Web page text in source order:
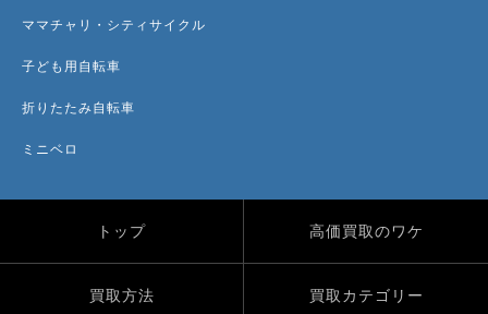
ママチャリ・シティサイクル
子ども用自転車
折りたたみ自転車
ミニベロ
トップ 高価買取のワケ
買取方法 買取カテゴリー